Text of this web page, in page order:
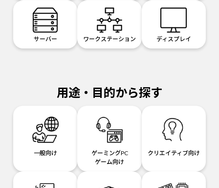
サーバー ワークステーション ディスプレイ
用途・目的から探す
一般向け
ゲーミングPC
ゲーム向け
クリエイティブ向け